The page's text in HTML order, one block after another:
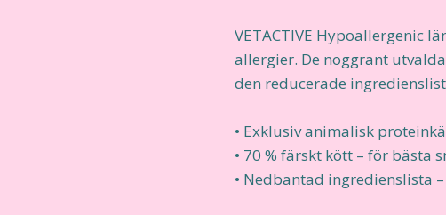
VETACTIVE Hypoallergenic
allergier. De noggrant
den reducerade
• Exklusiv animalisk
• 70 % färskt kött – för bästa
• Nedbantad ingredienslista